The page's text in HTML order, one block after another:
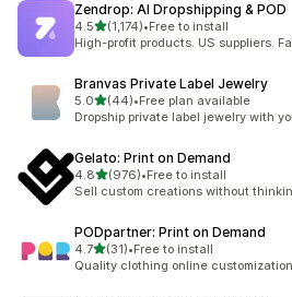
Zendrop: AI Dropshipping & POD
4.5滿分 5 顆星
(1,174)
共有 1174 則評價
•Free to install
High-profit products. US suppliers.
Branvas Private Label Jewelry
5.0滿分 5 顆星
(44)
共有 44 則評價
•Free plan available
Dropship private label jewelry with
Gelato: Print on Demand
4.8滿分 5 顆星
(976)
共有 976 則評價
•Free to install
Sell custom creations without
PODpartner: Print on Demand
4.7滿分 5 顆星
(31)
共有 31 則評價
•Free to install
Quality clothing online